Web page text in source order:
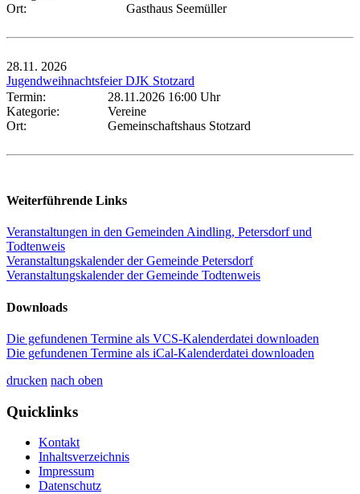
Ort:
Gasthaus Seemüller
28.11. 2026
Jugendweihnachtsfeier DJK Stotzard
Termin:
28.11.2026 16:00 Uhr
Kategorie:
Vereine
Ort:
Gemeinschaftshaus Stotzard
Weiterführende Links
Veranstaltungen in den Gemeinden Aindling, Petersdorf und
Todtenweis
Veranstaltungskalender der Gemeinde Petersdorf
Veranstaltungskalender der Gemeinde Todtenweis
Downloads
Die gefundenen Termine als VCS-Kalenderdatei downloaden
Die gefundenen Termine als iCal-Kalenderdatei downloaden
drucken nach oben
Quicklinks
Kontakt
Inhaltsverzeichnis
Impressum
Datenschutz